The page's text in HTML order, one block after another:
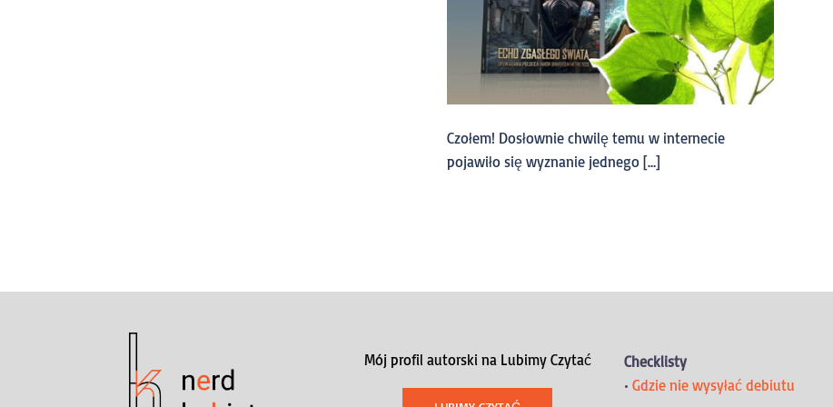
Czołem! Dosłownie chwilę temu w internecie
pojawiło się wyznanie jednego […]
Mój profil autorski na Lubimy Czytać
Checklisty
• Gdzie nie wysyłać debiutu